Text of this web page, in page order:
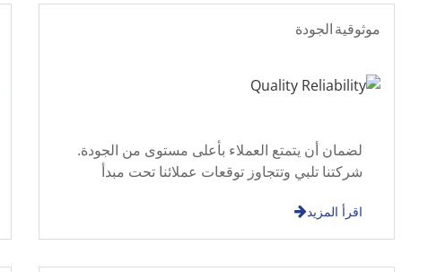
موثوقية الجودة
لضمان أن يتمتع العملاء بأعلى مستوى من الجودة.
شركتنا تلبي وتتجاوز توقعات عملائنا تحت مبدأ
اقرأ المزيد